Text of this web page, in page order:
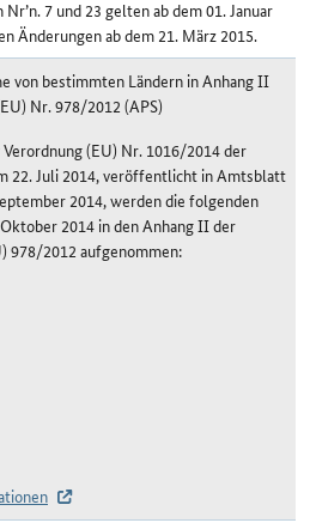
7 und 23 gelten ab dem 01. Januar
Änderungen ab dem 21. März 2015.
von bestimmten Ländern in Anhang II
Nr. 978/2012 (APS)
(EU) Nr. 1016/2014 der
22. Juli 2014, veröffentlicht in Amtsblatt
2014, werden die folgenden
2014 in den Anhang II der
978/2012 aufgenommen: